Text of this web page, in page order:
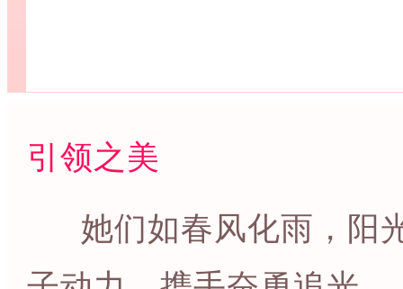
引领之美
她们如春风化雨，阳